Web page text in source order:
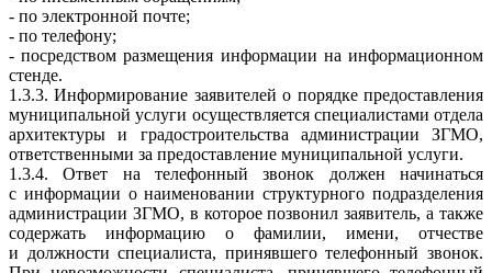
- по электронной почте;
- по телефону;
- посредством размещения информации на информационном
стенде.
1.3.3. Информирование заявителей о порядке предоставления
муниципальной услуги осуществляется специалистами отдела
архитектуры и градостроительства администрации ЗГМО,
ответственными за предоставление муниципальной услуги.
1.3.4. Ответ на телефонный звонок должен начинаться
с информации о наименовании структурного подразделения
администрации ЗГМО, в которое позвонил заявитель, а также
содержать информацию о фамилии, имени, отчестве
и должности специалиста, принявшего телефонный звонок.